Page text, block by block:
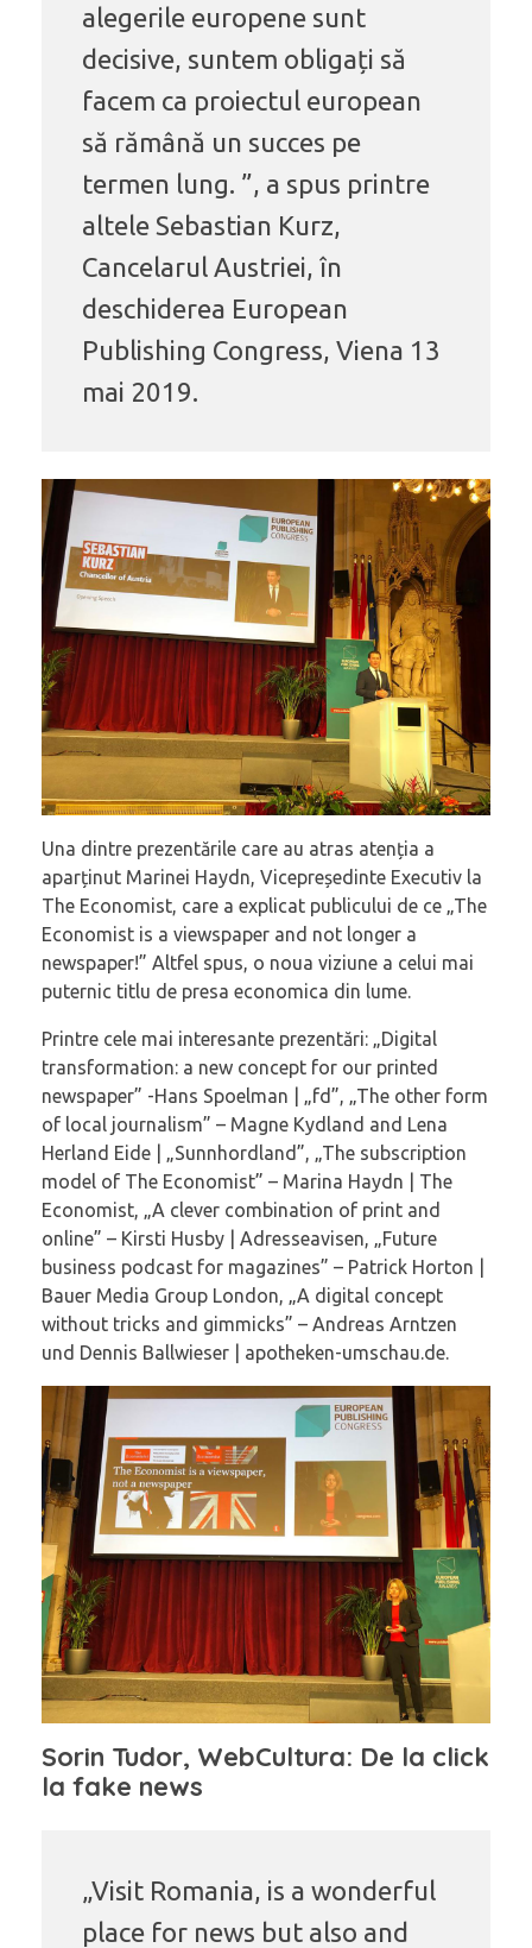
alegerile europene sunt
decisive, suntem obligați să
facem ca proiectul european
să rămână un succes pe
termen lung. ”, a spus printre
altele Sebastian Kurz,
Cancelarul Austriei, în
deschiderea European
Publishing Congress, Viena 13
mai 2019.
Una dintre prezentările care au atras atenția a
aparținut Marinei Haydn, Vicepreședinte Executiv la
The Economist, care a explicat publicului de ce „The
Economist is a viewspaper and not longer a
newspaper!” Altfel spus, o noua viziune a celui mai
puternic titlu de presa economica din lume.
Printre cele mai interesante prezentări: „Digital
transformation: a new concept for our printed
newspaper” -Hans Spoelman | „fd”, „The other form
of local journalism” – Magne Kydland and Lena
Herland Eide | „Sunnhordland”, „The subscription
model of The Economist” – Marina Haydn | The
Economist, „A clever combination of print and
online” – Kirsti Husby | Adresseavisen, „Future
business podcast for magazines” – Patrick Horton |
Bauer Media Group London, „A digital concept
without tricks and gimmicks” – Andreas Arntzen
und Dennis Ballwieser | apotheken-umschau.de.
Sorin Tudor, WebCultura: De la click
la fake news
„Visit Romania, is a wonderful
place for news but also and